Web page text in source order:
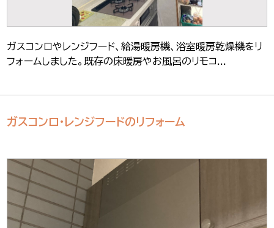
ガスコンロやレンジフード、給湯暖房機、浴室暖房乾燥機をリ
フォームしました。既存の床暖房やお風呂のリモコ...
ガスコンロ・レンジフードのリフォーム